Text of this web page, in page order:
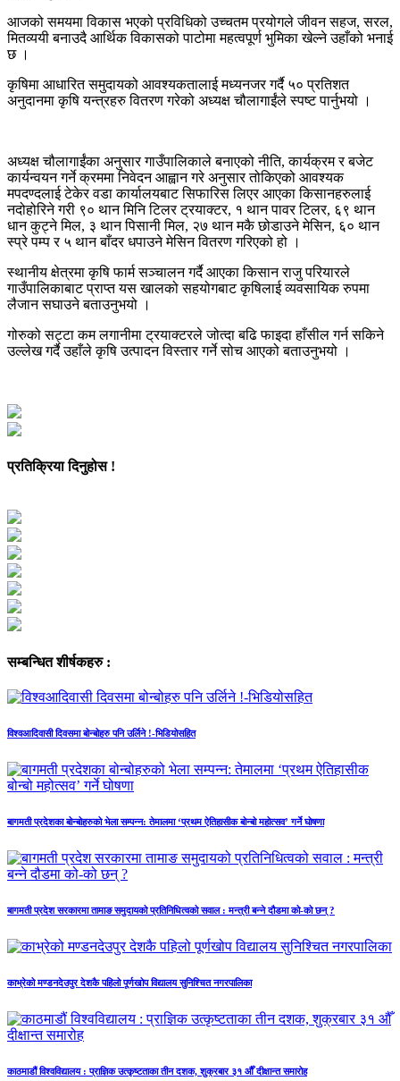
आजको समयमा विकास भएको प्रविधिको उच्चतम प्रयोगले जीवन सहज, सरल,
मितव्ययी बनाउदै आर्थिक विकासको पाटोमा महत्वपूर्ण भुमिका खेल्ने उहाँको भनाई
छ ।
कृषिमा आधारित समुदायको आवश्यकतालाई मध्यनजर गर्दै ५० प्रतिशत
अनुदानमा कृषि यन्त्रहरु वितरण गरेको अध्यक्ष चौलागाईंले स्पष्ट पार्नुभयो ।
अध्यक्ष चौलागाईंका अनुसार गाउँपालिकाले बनाएको नीति, कार्यक्रम र बजेट
कार्यन्वयन गर्ने क्रममा निवेदन आह्वान गरे अनुसार तोकिएको आवश्यक
मपदण्दलाई टेकेर वडा कार्यालयबाट सिफारिस लिएर आएका किसानहरुलाई
नदोहोरिने गरी ९० थान मिनि टिलर ट्रयाक्टर, १ थान पावर टिलर, ६९ थान
धान कुट्ने मिल, ३ थान पिसानी मिल, २७ थान मकै छोडाउने मेसिन, ६० थान
स्प्रे पम्प र ५ थान बाँदर धपाउने मेसिन वितरण गरिएको हो ।
स्थानीय क्षेत्रमा कृषि फार्म सञ्चालन गर्दै आएका किसान राजु परियारले
गाउँपालिकाबाट प्राप्त यस खालको सहयोगबाट कृषिलाई व्यवसायिक रुपमा
लैजान सघाउने बताउनुभयो ।
गोरुको सट्टा कम लगानीमा ट्रयाक्टरले जोत्दा बढि फाइदा हाँसील गर्न सकिने
उल्लेख गर्दै उहाँले कृषि उत्पादन विस्तार गर्ने सोच आएको बताउनुभयो ।
प्रतिक्रिया दिनुहोस !
सम्बन्धित शीर्षकहरु :
विश्वआदिवासी दिवसमा बोन्बोहरु पनि उर्लिने !-भिडियोसहित
बागमती प्रदेशका बोन्बोहरुको भेला सम्पन्न: तेमालमा ‘प्रथम ऐतिहासीक बोन्बो महोत्सव’ गर्ने घोषणा
बागमती प्रदेश सरकारमा तामाङ समुदायको प्रतिनिधित्वको सवाल : मन्त्री बन्ने दौडमा को‐को छन् ?
काभ्रेको मण्डनदेउपुर देशकै पहिलो पूर्णखोप विद्यालय सुनिश्चित नगरपालिका
काठमाडौं विश्वविद्यालय : प्राज्ञिक उत्कृष्टताका तीन दशक, शुक्रबार ३१ औँ दीक्षान्त समारोह